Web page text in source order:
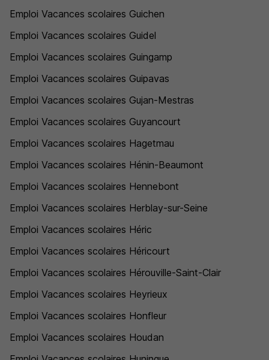
Emploi Vacances scolaires Guichen
Emploi Vacances scolaires Guidel
Emploi Vacances scolaires Guingamp
Emploi Vacances scolaires Guipavas
Emploi Vacances scolaires Gujan-Mestras
Emploi Vacances scolaires Guyancourt
Emploi Vacances scolaires Hagetmau
Emploi Vacances scolaires Hénin-Beaumont
Emploi Vacances scolaires Hennebont
Emploi Vacances scolaires Herblay-sur-Seine
Emploi Vacances scolaires Héric
Emploi Vacances scolaires Héricourt
Emploi Vacances scolaires Hérouville-Saint-Clair
Emploi Vacances scolaires Heyrieux
Emploi Vacances scolaires Honfleur
Emploi Vacances scolaires Houdan